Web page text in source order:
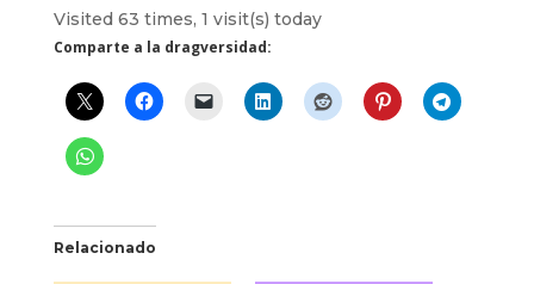
Visited 63 times, 1 visit(s) today
Comparte a la dragversidad:
Relacionado